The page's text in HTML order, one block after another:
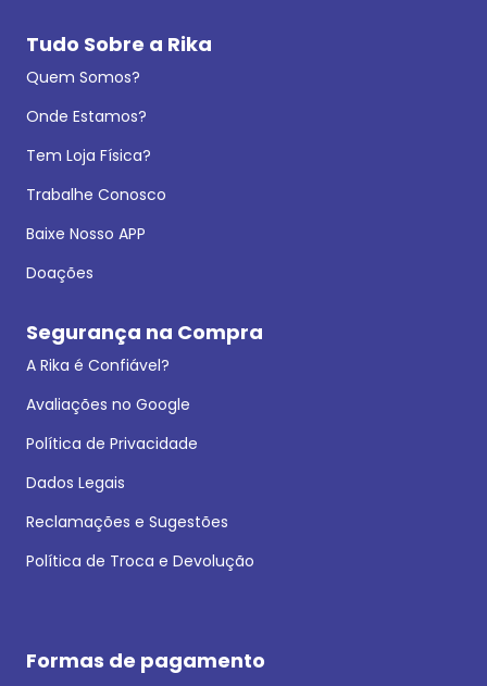
Tudo Sobre a Rika
Quem Somos?
Onde Estamos?
Tem Loja Física?
Trabalhe Conosco
Baixe Nosso APP
Doações
Segurança na Compra
A Rika é Confiável?
Avaliações no Google
Política de Privacidade
Dados Legais
Reclamações e Sugestões
Política de Troca e Devolução
Formas de pagamento